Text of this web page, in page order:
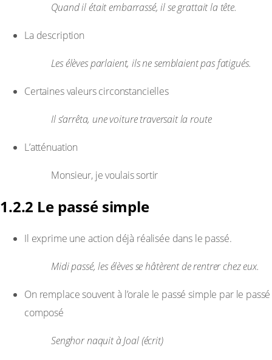
Quand il était embarrassé, il se grattait la tête.
La description
Les élèves parlaient, ils ne semblaient pas fatigués.
Certaines valeurs circonstancielles
Il s’arrêta, une voiture traversait la route
L’atténuation
Monsieur, je voulais sortir
1.2.2 Le passé simple
Il exprime une action déjà réalisée dans le passé.
Midi passé, les élèves se hâtèrent de rentrer chez eux.
On remplace souvent à l’orale le passé simple par le passé
composé
Senghor naquit à Joal (écrit)